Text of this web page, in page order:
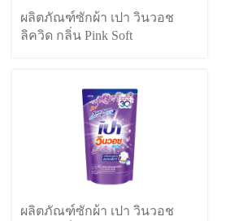
ผลิตภัณฑ์ซักผ้า เปา วินวอช
ลิควิด กลิ่น Pink Soft
ผลิตภัณฑ์ซักผ้า เปา วินวอช